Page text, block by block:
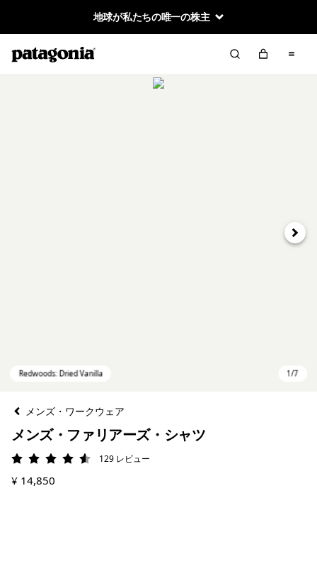
地球が私たちの唯一の株主
次へ
メンズ・ワークウェア
メンズ・ファリアーズ・シャツ
評価: 4.6 / 5129 レビュー
¥ 14,850